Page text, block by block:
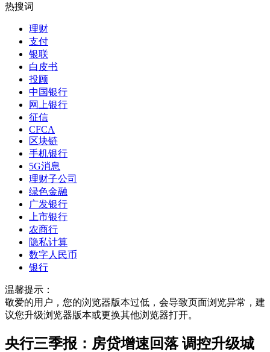
热搜词
理财
支付
银联
白皮书
投顾
中国银行
网上银行
征信
CFCA
区块链
手机银行
5G消息
理财子公司
绿色金融
广发银行
上市银行
农商行
隐私计算
数字人民币
银行
温馨提示：
敬爱的用户，您的浏览器版本过低，会导致页面浏览异常，建
议您升级浏览器版本或更换其他浏览器打开。
央行三季报：房贷增速回落 调控升级城